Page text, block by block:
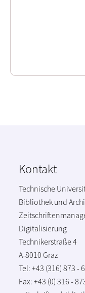
Kontakt
Technische
Bibliothek und
Digitalisierung
Technikerstraße 4
A-8010 Graz
Tel: +43 (316) 873 -
Fax: +43 (0) 316 -